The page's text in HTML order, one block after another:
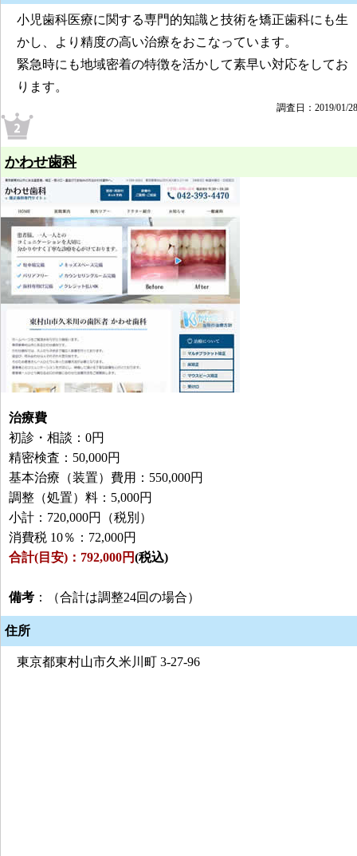
小児歯科医療に関する専門的知識と技術を矯正歯科にも生
かし、より精度の高い治療をおこなっています。
緊急時にも地域密着の特徴を活かして素早い対応をしてお
ります。
調査日：2019/01/28
かわせ歯科
治療費
初診・相談：0円
精密検査：50,000円
基本治療（装置）費用：550,000円
調整（処置）料：5,000円
小計：720,000円（税別）
消費税 10％：72,000円
合計(目安)：792,000円(税込)
備考 ：（合計は調整24回の場合）
住所
東京都東村山市久米川町 3-27-96